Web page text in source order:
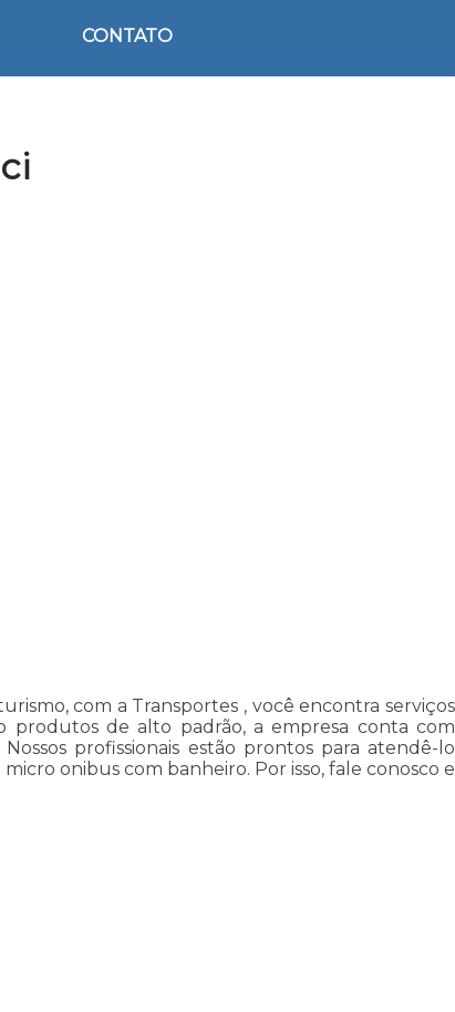
CONTATO
com a Transportes , você encontra serviços
produtos de alto padrão, a empresa conta com
profissionais estão prontos para atendê-lo
onibus com banheiro. Por isso, fale conosco e